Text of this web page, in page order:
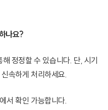
나요?
정정할 수 있습니다. 단, 시기
속하게 처리하세요.
서 확인 가능합니다.